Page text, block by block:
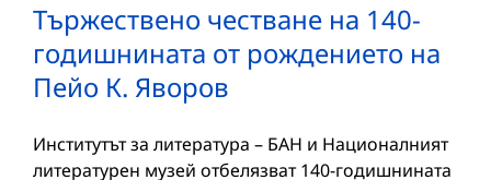
Тържествено честване на 140-
годишнината от рождението на
Пейо К. Яворов
Институтът за литература – БАН и Националният
литературен музей отбелязват 140-годишнината